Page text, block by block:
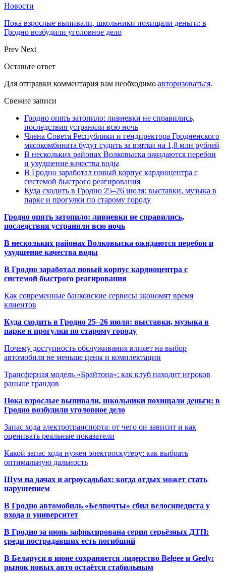
Новости
Пока взрослые выпивали, школьники похищали деньги: в
Гродно возбудили уголовное дело
Prev Next
Оставьте ответ
Для отправки комментария вам необходимо авторизоваться.
Свежие записи
Гродно опять затопило: ливневки не справились,
последствия устраняли всю ночь
Члена Совета Республики и гендиректора Гродненского
мясокомбината будут судить за взятки на 1,8 млн рублей
В нескольких районах Волковыска ожидаются перебои
и ухудшение качества воды
В Гродно заработал новый корпус кардиоцентра с
системой быстрого реагирования
Куда сходить в Гродно 25–26 июля: выставки, музыка в
парке и прогулки по старому городу
Гродно опять затопило: ливневки не справились,
последствия устраняли всю ночь
В нескольких районах Волковыска ожидаются перебои и
ухудшение качества воды
В Гродно заработал новый корпус кардиоцентра с
системой быстрого реагирования
Как современные банковские сервисы экономят время
клиентов
Куда сходить в Гродно 25–26 июля: выставки, музыка в
парке и прогулки по старому городу
Почему доступность обслуживания влияет на выбор
автомобиля не меньше цены и комплектации
Трансферная модель «Брайтона»: как клуб находит игроков
раньше грандов
Пока взрослые выпивали, школьники похищали деньги: в
Гродно возбудили уголовное дело
Запас хода электротранспорта: от чего он зависит и как
оценивать реальные показатели
Какой запас хода нужен электроскутеру: как выбрать
оптимальную дальность
Шум на дачах и агроусадьбах: когда отдых может стать
нарушением
В Гродно автомобиль «Белпочты» сбил велосипедиста у
входа в университет
В Гродно за июнь зафиксирована серия серьёзных ДТП:
среди пострадавших есть погибший
В Беларуси в июне сохраняется лидерство Belgee и Geely:
рынок новых авто остаётся стабильным